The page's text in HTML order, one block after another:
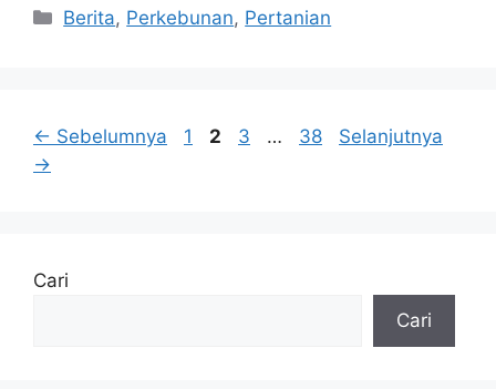
Kategori
Berita, Perkebunan, Pertanian
← Sebelumnya Halaman
1 Halaman
2 Halaman
3 … Halaman
38
Selanjutnya
→
Cari
Cari